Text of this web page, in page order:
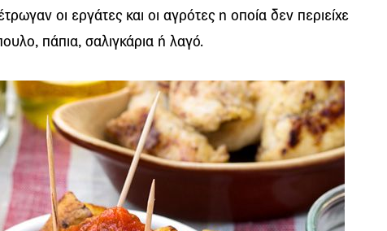
οι εργάτες και οι αγρότες η οποία δεν περιείχε
πάπια, σαλιγκάρια ή λαγό.